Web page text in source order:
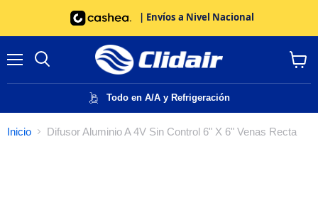
| Envíos a Nivel Nacional
Todo en A/A y Refrigeración
carrito
Inicio Difusor Aluminio A 4V Sin Control 6" X 6" Venas Recta